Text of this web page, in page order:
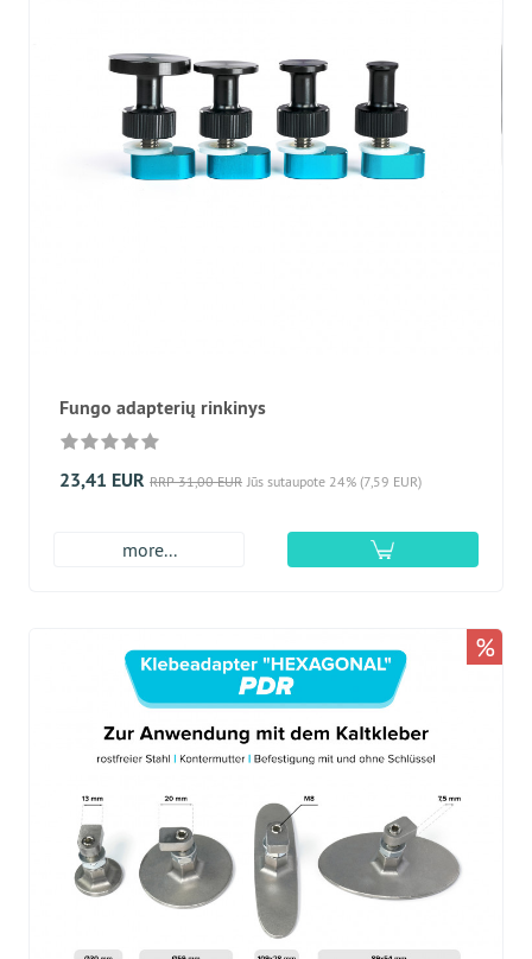
Fungo adapterių rinkinys
23,41 EUR RRP 31,00 EUR Jūs sutaupote 24% (7,59 EUR)
more...
%